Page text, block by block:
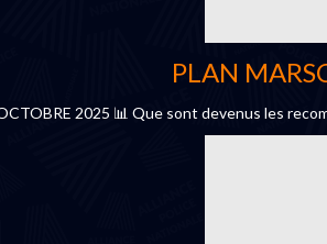
PLAN
2025 📊 Que sont devenus les